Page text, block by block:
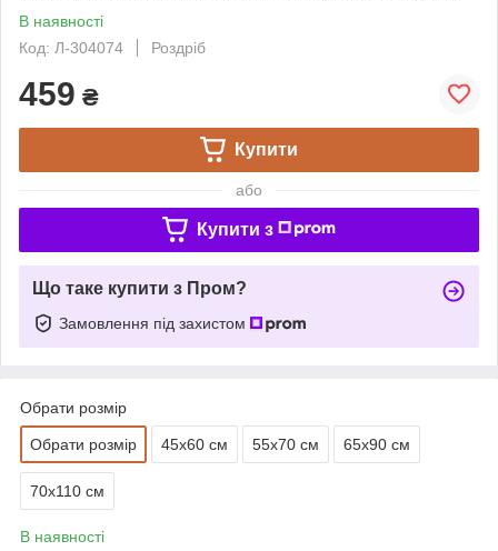
В наявності
Код: Л-304074
Роздріб
459 ₴
Купити
або
Купити з
Що таке купити з Пром?
Замовлення під захистом
Обрати розмір
Обрати розмір 45х60 см 55х70 см 65х90 см
70х110 см
В наявності